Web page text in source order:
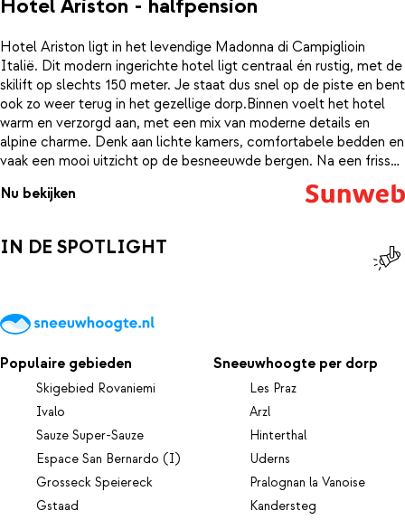
Hotel Ariston - halfpension
Hotel Ariston ligt in het levendige Madonna di Campiglioin
Italië. Dit modern ingerichte hotel ligt centraal én rustig, met de
skilift op slechts 150 meter. Je staat dus snel op de piste en bent
ook zo weer terug in het gezellige dorp.Binnen voelt het hotel
warm en verzorgd aan, met een mix van moderne details en
alpine charme. Denk aan lichte kamers, comfortabele bedden en
vaak een mooi uitzicht op de besneeuwde bergen. Na een frisse
dag buiten kom je hier thuis in een ontspannen en knusse sfeer.Je
verblijft hier op basis van ontbijt en diner. ’s Ochtends start je
In de avond geniet je van een authentieke Italiaanse culinaire
ervaring, met ook een wekelijks menu vol regionale smaken. Na
het skiën is het extra fijn bijkomen in het wellnessgedeelte, waar
extra aantrekkelijk: de skibushalte ligt op slechts 50 meter, zodat
je eenvoudig andere delen van het skigebied ontdekt. Tegelijk
winkels op je wachten. Hier beleef je de winter op z’n Italiaans –
met sfeer, smaak en comfort binnen handbereik.
Nu bekijken
IN DE SPOTLIGHT
Populaire gebieden
Skigebied Rovaniemi
Ivalo
Sauze Super-Sauze
Espace San Bernardo (I)
Grosseck Speiereck
Gstaad
Sneeuwhoogte per dorp
Les Praz
Arzl
Hinterthal
Uderns
Pralognan la Vanoise
Kandersteg